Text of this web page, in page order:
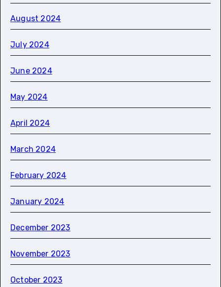
August 2024
July 2024
June 2024
May 2024
April 2024
March 2024
February 2024
January 2024
December 2023
November 2023
October 2023